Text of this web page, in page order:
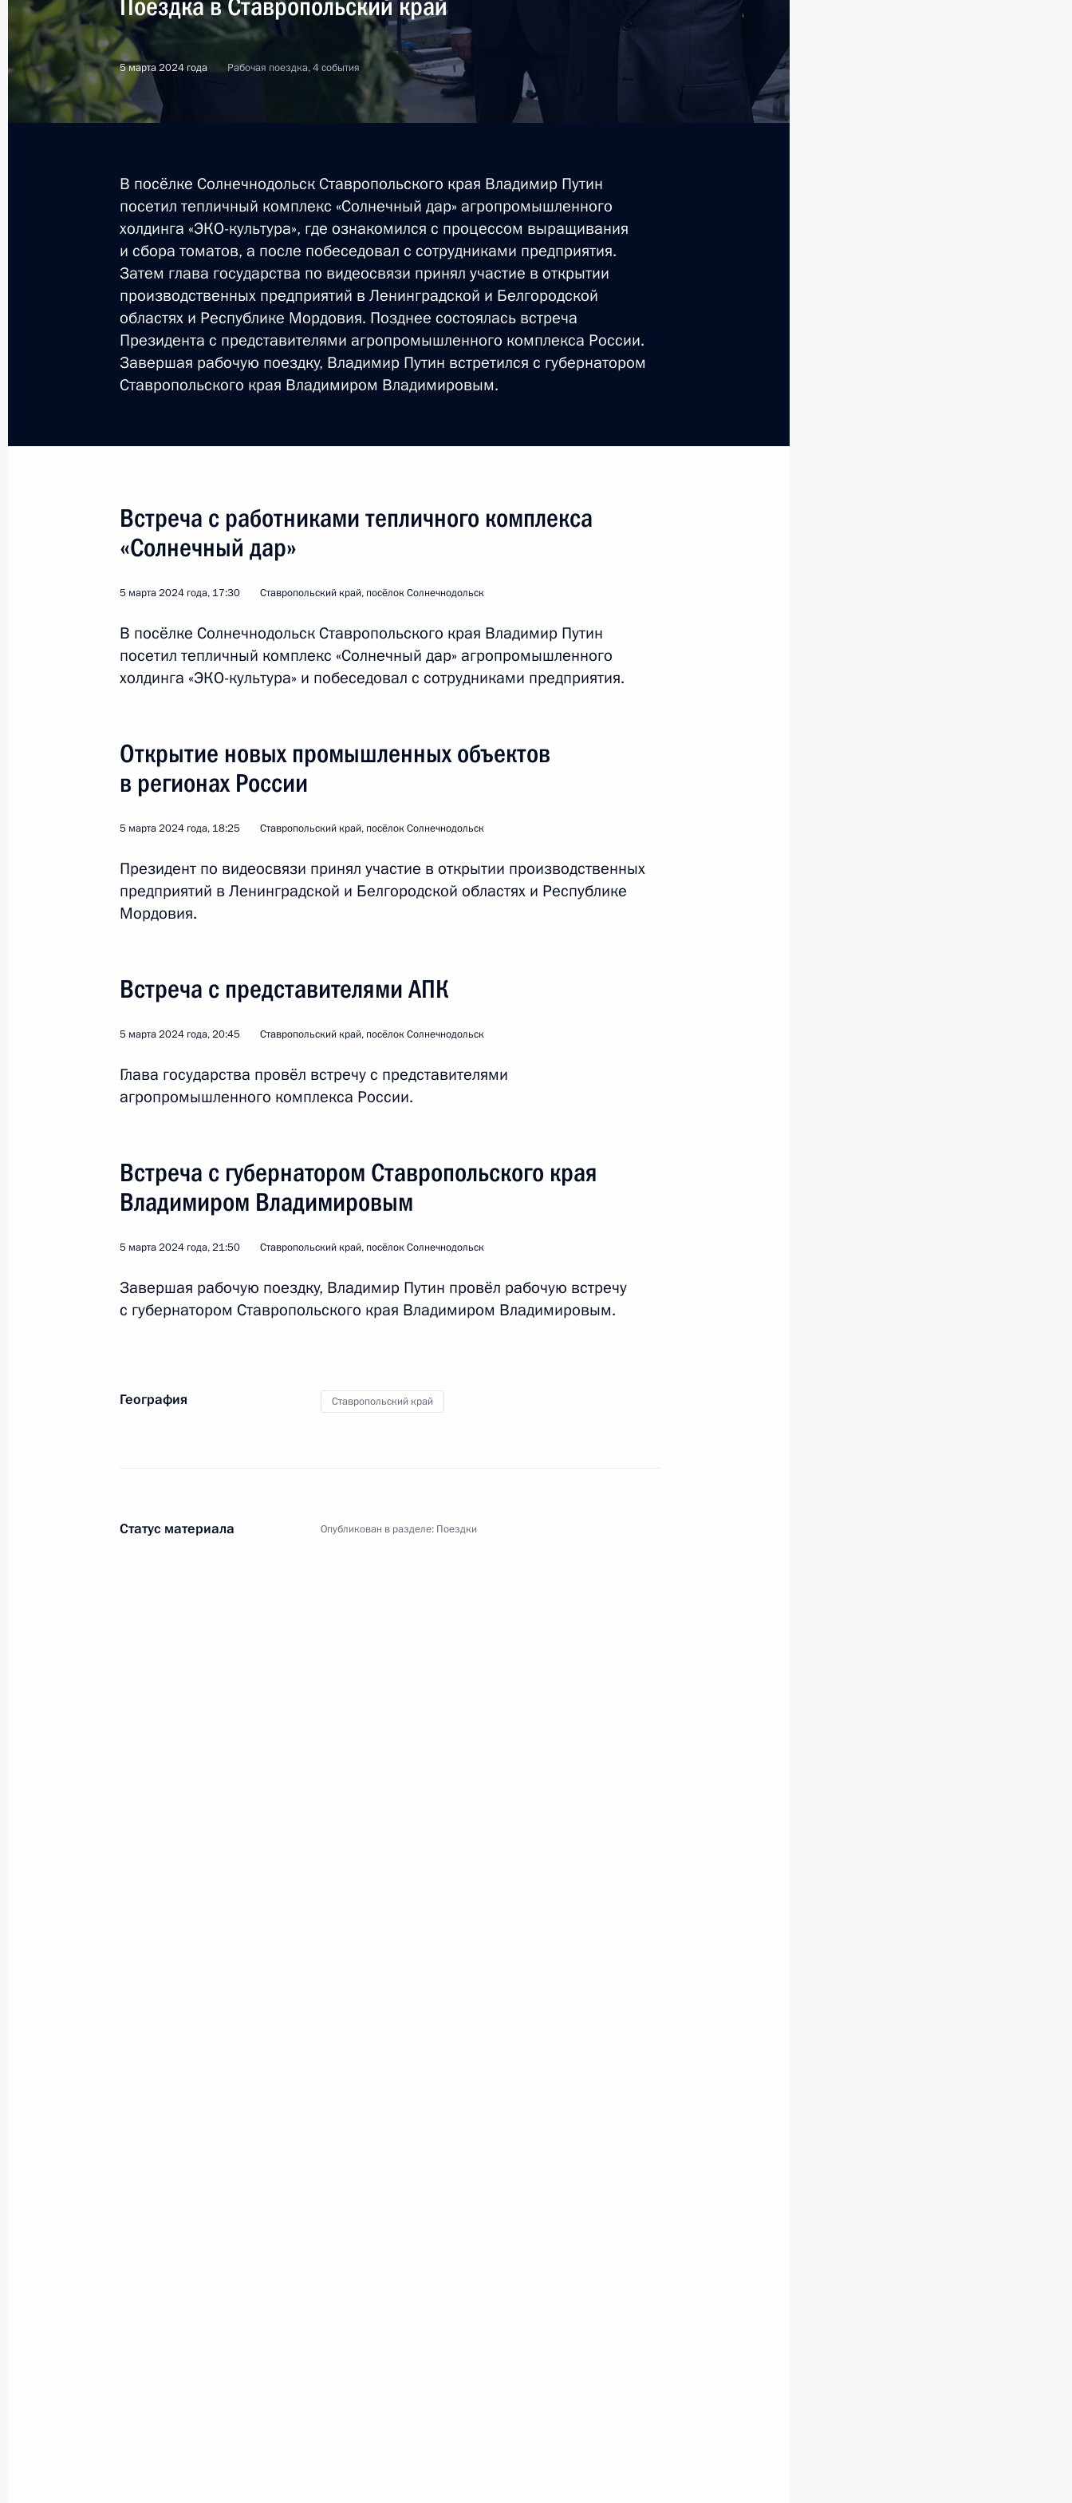
3
Россия 6 марта 2024 года
6
Поездка в Ставропольский край
Россия 5 марта 2024 года Рабочая поездка 4 события
Россия 21 − 22 февраля 2024 года Рабочая поездка 13 событий
Поездка в Ставропольский край
5 марта 2024 года Рабочая поездка, 4 события
В посёлке Солнечнодольск Ставропольского края Владимир Путин
посетил тепличный комплекс «Солнечный дар» агропромышленного
холдинга «ЭКО-культура», где ознакомился с процессом выращивания
и сбора томатов, а после побеседовал с сотрудниками предприятия.
Затем глава государства по видеосвязи принял участие в открытии
производственных предприятий в Ленинградской и Белгородской
областях и Республике Мордовия. Позднее состоялась встреча
Президента с представителями агропромышленного комплекса России.
Завершая рабочую поездку, Владимир Путин встретился с губернатором
Ставропольского края Владимиром Владимировым.
Встреча с работниками тепличного комплекса
«Солнечный дар»
5 марта 2024 года, 17:30 Ставропольский край, посёлок Солнечнодольск
В посёлке Солнечнодольск Ставропольского края Владимир Путин
посетил тепличный комплекс «Солнечный дар» агропромышленного
холдинга «ЭКО-культура» и побеседовал с сотрудниками предприятия.
Открытие новых промышленных объектов
в регионах России
5 марта 2024 года, 18:25 Ставропольский край, посёлок Солнечнодольск
Президент по видеосвязи принял участие в открытии производственных
предприятий в Ленинградской и Белгородской областях и Республике
Мордовия.
Встреча с представителями АПК
5 марта 2024 года, 20:45 Ставропольский край, посёлок Солнечнодольск
Глава государства провёл встречу с представителями
агропромышленного комплекса России.
Встреча с губернатором Ставропольского края
Владимиром Владимировым
5 марта 2024 года, 21:50 Ставропольский край, посёлок Солнечнодольск
Завершая рабочую поездку, Владимир Путин провёл рабочую встречу
с губернатором Ставропольского края Владимиром Владимировым.
География Ставропольский край
Статус материала Опубликован в разделе: Поездки